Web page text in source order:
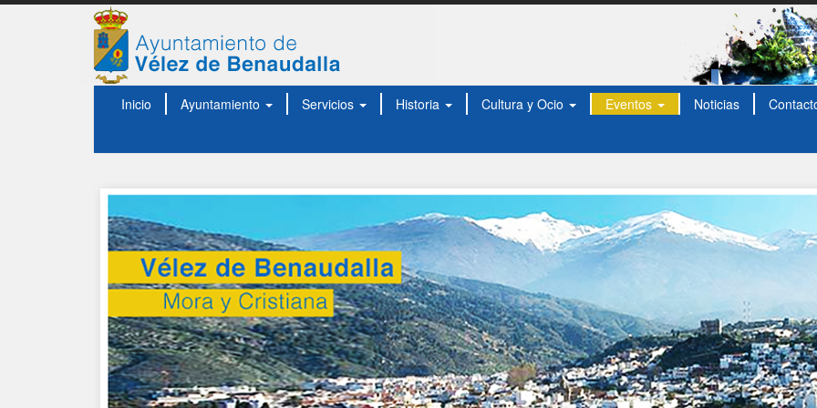
Inicio Ayuntamiento Servicios Historia Cultura y Ocio Eventos Noticias